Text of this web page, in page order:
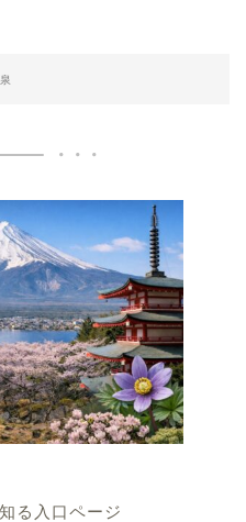
る入口ページ